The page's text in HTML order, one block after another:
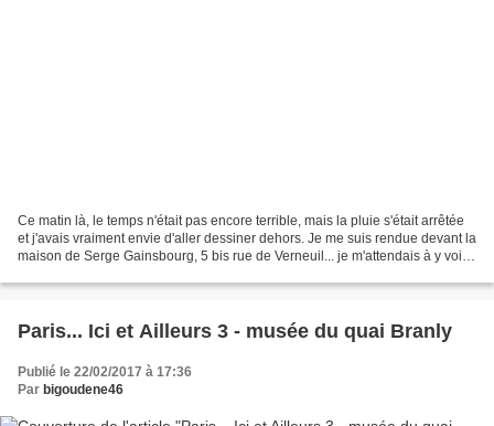
Ce matin là, le temps n'était pas encore terrible, mais la pluie s'était arrêtée
et j'avais vraiment envie d'aller dessiner dehors. Je me suis rendue devant la
maison de Serge Gainsbourg, 5 bis rue de Verneuil... je m'attendais à y voir
Paris... Ici et Ailleurs 3 - musée du quai Branly
Publié le 22/02/2017 à 17:36
Par bigoudene46